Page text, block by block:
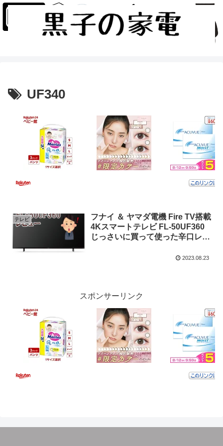
UF340
テレビ
フナイ ＆ ヤマダ電機 Fire TV搭載
4Kスマートテレビ FL-50UF360
じっさいに買って使った辛口レビ
2023.08.23
スポンサーリンク